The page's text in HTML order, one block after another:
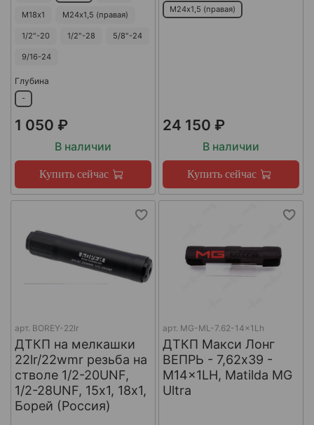
М18х1 М24х1,5 (правая)
1/2"-20 1/2"-28 5/8"-24
9/16-24
Глубина
-
1 050 ₽
В наличии
Купить сейчас
М24х1,5 (правая)
24 150 ₽
В наличии
Купить сейчас
арт. BOREY-22lr
ДТКП на мелкашки
22lr/22wmr резьба на
стволе 1/2-20UNF,
1/2-28UNF, 15х1, 18х1,
Борей (Россия)
арт. MG-ML-7.62-14x1Lh
ДТКП Макси Лонг
ВЕПРЬ - 7,62x39 -
M14x1LH, Matilda MG
Ultra